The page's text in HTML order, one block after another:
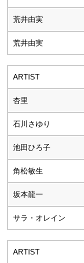
荒井由実
荒井由実
ARTIST
杏里
石川さゆり
池田ひろ子
角松敏生
坂本龍一
サラ・オレイン
ARTIST